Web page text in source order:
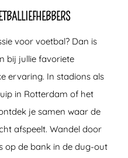
voor voetbal? Dan is
bij jullie favoriete
ervaring. In stadions als
in Rotterdam of het
je samen waar de
afspeelt. Wandel door
op de bank in de dug-out